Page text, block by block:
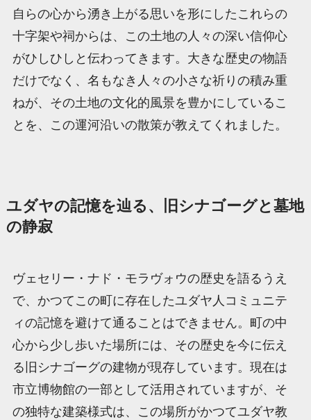
自らの心から湧き上がる思いを形にしたこれらの
十字架や祠からは、この土地の人々の深い信仰心
がひしひしと伝わってきます。大きな歴史の物語
だけでなく、名もなき人々の小さな祈りの積み重
ねが、その土地の文化的風景を豊かにしているこ
とを、この運河沿いの散策が教えてくれました。
ユダヤの記憶を辿る、旧シナゴーグと墓地
の静寂
ヴェセリー・ナド・モラヴォウの歴史を語るうえ
で、かつてこの町に存在したユダヤ人コミュニテ
ィの記憶を避けて通ることはできません。町の中
心から少し歩いた場所には、その歴史を今に伝え
る旧シナゴーグの建物が現存しています。現在は
市立博物館の一部として活用されていますが、そ
の独特な建築様式は、この場所がかつてユダヤ教